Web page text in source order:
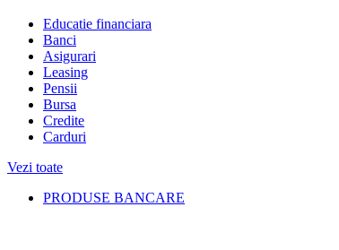
Educatie financiara
Banci
Asigurari
Leasing
Pensii
Bursa
Credite
Carduri
Vezi toate
PRODUSE BANCARE